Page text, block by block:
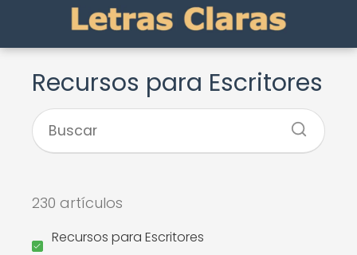
Recursos para Escritores
230 artículos
Recursos para Escritores